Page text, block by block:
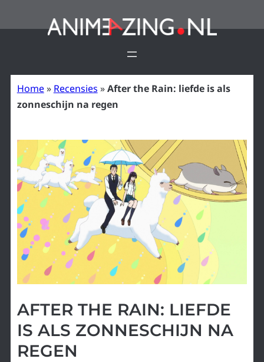
naar
Home» Recensies »After the Rain: liefde is als
zonneschijn na regen
AFTER THE RAIN: LIEFDE
IS ALS ZONNESCHIJN NA
REGEN